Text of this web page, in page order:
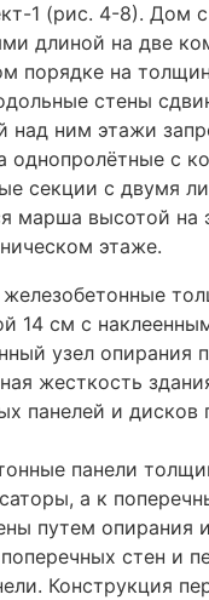
1 (рис. 4-8). Дом
длиной на две
порядке на
стены
над ним этажи
однопролётные с
секции с двумя
марша высотой на
этаже.
14 см с
узел опирания
жесткость
панелей и
панели
а к
путем
стен и
Конструкция